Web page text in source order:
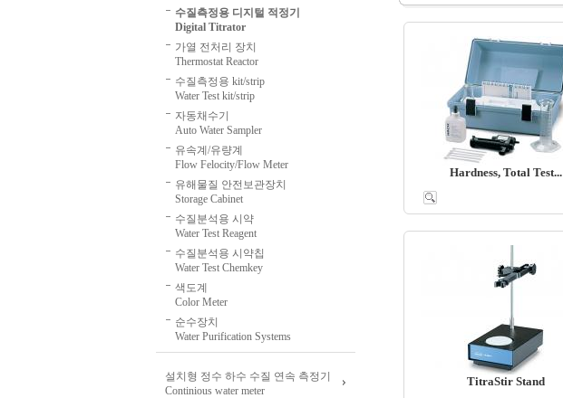
수질측정용 디지털 적정기
Digital Titrator
가열 전처리 장치
Thermostat Reactor
수질측정용 kit/strip
Water Test kit/strip
자동채수기
Auto Water Sampler
유속계/유량계
Flow Felocity/Flow Meter
유해물질 안전보관장치
Storage Cabinet
수질분석용 시약
Water Test Reagent
수질분석용 시약칩
Water Test Chemkey
색도계
Color Meter
순수장치
Water Purification Systems
설치형 정수 하수 수질 연속 측정기
Continious water meter
Hardness, Total Test...
TitraStir Stand